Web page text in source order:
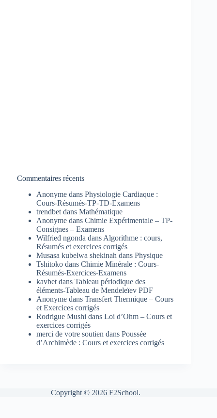
Commentaires récents
Anonyme dans Physiologie Cardiaque :
Cours-Résumés-TP-TD-Examens
trendbet dans Mathématique
Anonyme dans Chimie Expérimentale – TP-
Consignes – Examens
Wilfried ngonda dans Algorithme : cours,
Résumés et exercices corrigés
Musasa kubelwa shekinah dans Physique
Tshitoko dans Chimie Minérale : Cours-
Résumés-Exercices-Examens
kavbet dans Tableau périodique des
éléments-Tableau de Mendeleïev PDF
Anonyme dans Transfert Thermique – Cours
et Exercices corrigés
Rodrigue Mushi dans Loi d’Ohm – Cours et
exercices corrigés
merci de votre soutien dans Poussée
d’Archimède : Cours et exercices corrigés
Copyright © 2026 F2School.